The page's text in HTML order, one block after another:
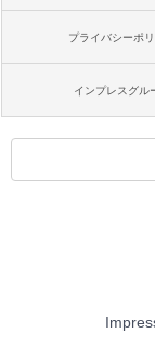
プライバシーポ
インプレスグル